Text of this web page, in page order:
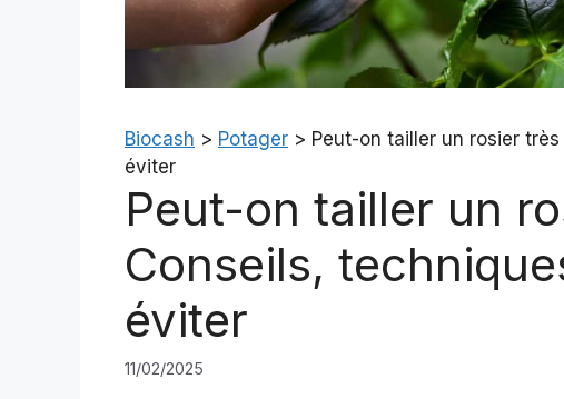
Biocash > Potager > Peut-on tailler un rosier
éviter
Peut-on tailler un
Conseils,
éviter
11/02/2025